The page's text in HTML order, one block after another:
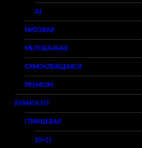
A3
МАТОВАЯ
МЕЛОВАННАЯ
САМОКЛЕЯЩАЯСЯ
PREMIUM
БУМАГА IST
ГЛЯНЦЕВАЯ
10×15